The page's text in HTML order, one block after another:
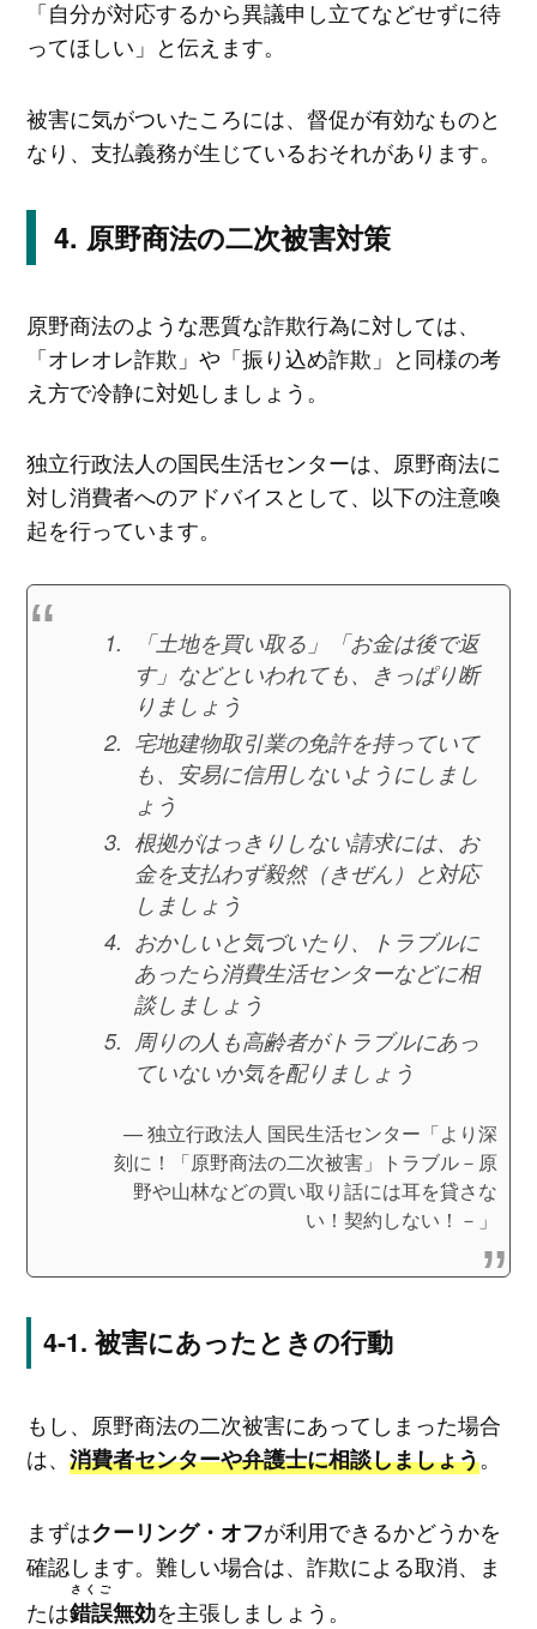
「自分が対応するから異議申し立てなどせずに待
ってほしい」と伝えます。
被害に気がついたころには、督促が有効なものと
なり、支払義務が生じているおそれがあります。
原野商法の二次被害対策
原野商法のような悪質な詐欺行為に対しては、
「オレオレ詐欺」や「振り込め詐欺」と同様の考
え方で冷静に対処しましょう。
独立行政法人の国民生活センターは、原野商法に
対し消費者へのアドバイスとして、以下の注意喚
起を行っています。
「土地を買い取る」「お金は後で返
す」などといわれても、きっぱり断
りましょう
宅地建物取引業の免許を持っていて
も、安易に信用しないようにしまし
ょう
根拠がはっきりしない請求には、お
金を支払わず毅然（きぜん）と対応
しましょう
おかしいと気づいたり、トラブルに
あったら消費生活センターなどに相
談しましょう
周りの人も高齢者がトラブルにあっ
ていないか気を配りましょう
独立行政法人 国民生活センター「より深
刻に！「原野商法の二次被害」トラブル－原
野や山林などの買い取り話には耳を貸さな
い！契約しない！－」
被害にあったときの行動
もし、原野商法の二次被害にあってしまった場合
は、 消費者センターや弁護士に相談しましょう。
まずはクーリング・オフが利用できるかどうかを
確認します。難しい場合は、詐欺による取消、ま
たは錯誤
さくご
無効を主張しましょう。